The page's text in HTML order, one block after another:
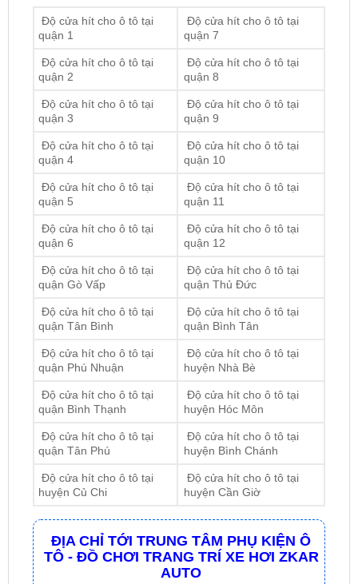
Độ cửa hít cho ô tô tại
quận 1
Độ cửa hít cho ô tô tại
quận 7
Độ cửa hít cho ô tô tại
quận 2
Độ cửa hít cho ô tô tại
quận 8
Độ cửa hít cho ô tô tại
quận 3
Độ cửa hít cho ô tô tại
quận 9
Độ cửa hít cho ô tô tại
quận 4
Độ cửa hít cho ô tô tại
quận 10
Độ cửa hít cho ô tô tại
quận 5
Độ cửa hít cho ô tô tại
quận 11
Độ cửa hít cho ô tô tại
quận 6
Độ cửa hít cho ô tô tại
quận 12
Độ cửa hít cho ô tô tại
quận Gò Vấp
Độ cửa hít cho ô tô tại
quận Thủ Đức
Độ cửa hít cho ô tô tại
quận Tân Bình
Độ cửa hít cho ô tô tại
quận Bình Tân
Độ cửa hít cho ô tô tại
quận Phú Nhuận
Độ cửa hít cho ô tô tại
huyện Nhà Bè
Độ cửa hít cho ô tô tại
quận Bình Thạnh
Độ cửa hít cho ô tô tại
huyện Hóc Môn
Độ cửa hít cho ô tô tại
quận Tân Phú
Độ cửa hít cho ô tô tại
huyện Bình Chánh
Độ cửa hít cho ô tô tại
huyện Củ Chi
Độ cửa hít cho ô tô tại
huyện Cần Giờ
ĐỊA CHỈ TỚI TRUNG TÂM PHỤ KIỆN Ô
TÔ - ĐỒ CHƠI TRANG TRÍ XE HƠI ZKAR
AUTO